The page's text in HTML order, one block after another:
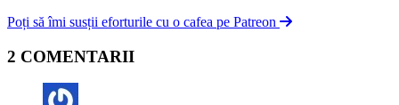
Poți să îmi susții eforturile cu o cafea pe Patreon
2 COMENTARII